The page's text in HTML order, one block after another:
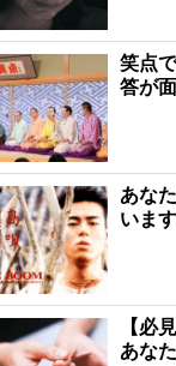
笑点
答が
あな
いま
【必
あな